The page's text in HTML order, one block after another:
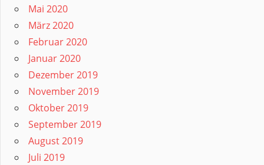
Mai 2020
März 2020
Februar 2020
Januar 2020
Dezember 2019
November 2019
Oktober 2019
September 2019
August 2019
Juli 2019